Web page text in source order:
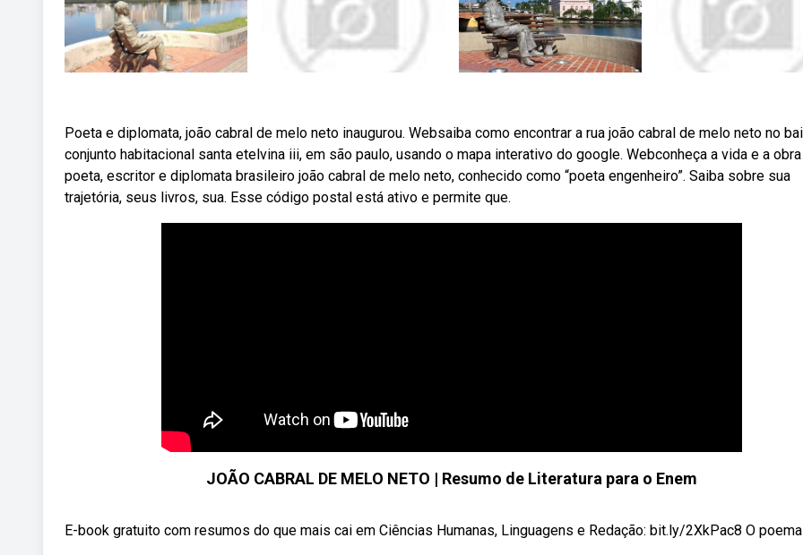
Poeta e diplomata, joão cabral de melo neto inaugurou. Websaiba como encontrar a rua joão cabral de melo neto no
conjunto habitacional santa etelvina iii, em são paulo, usando o mapa interativo do google. Webconheça a vida e a
poeta, escritor e diplomata brasileiro joão cabral de melo neto, conhecido como “poeta engenheiro”. Saiba sobre sua
trajetória, seus livros, sua. Esse código postal está ativo e permite que.
JOÃO CABRAL DE MELO NETO | Resumo de Literatura para o Enem
E-book gratuito com resumos do que mais cai em Ciências Humanas, Linguagens e Redação: bit.ly/2XkPac8 O poema